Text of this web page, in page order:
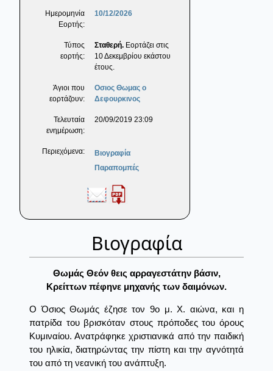
Ημερομηνία
Εορτής:
10/12/2026
Τύπος
εορτής:
Σταθερή. Εορτάζει στις
10 Δεκεμβρίου εκάστου
έτους.
Άγιοι που
εορτάζουν:
Οσιος Θωμας ο
Δεφουρκινος
Τελευταία
ενημέρωση:
20/09/2019 23:09
Περιεχόμενα:
Βιογραφία
Παραπομπές
Βιογραφία
Θωμάς Θεόν θεις αρραγεστάτην βάσιν,
Kρείττων πέφηνε μηχανής των δαιμόνων.
Ο Όσιος Θωμάς έζησε τον 9ο μ. Χ. αιώνα, και η
πατρίδα του βρισκόταν στους πρόποδες του όρους
Κυμιναίου. Ανατράφηκε χριστιανικά από την παιδική
του ηλικία, διατηρώντας την πίστη και την αγνότητά
του από τη νεανική του ανάπτυξη.